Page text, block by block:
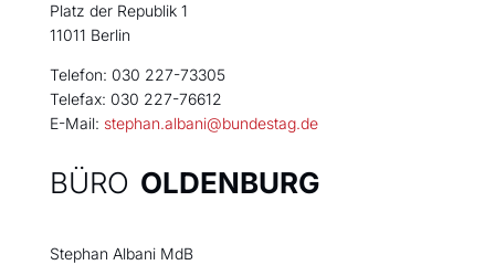
Platz der Republik 1
11011 Berlin
Telefon: 030 227-73305
Telefax: 030 227-76612
E-Mail: stephan.albani@bundestag.de
BÜRO OLDENBURG
Stephan Albani MdB